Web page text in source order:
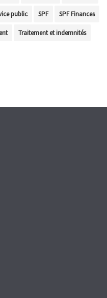
public SPF SPF Finances
Traitement et indemnités